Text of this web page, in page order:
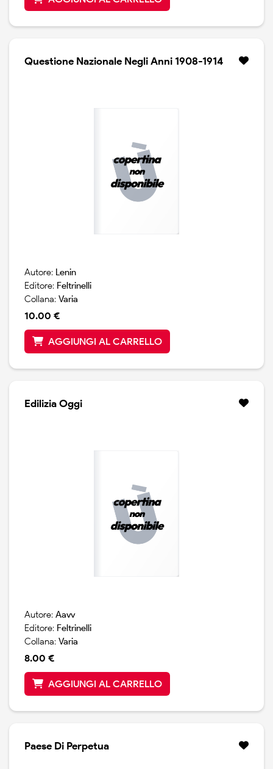
Questione Nazionale Negli Anni 1908-1914
Autore: Lenin
Editore: Feltrinelli
Collana: Varia
10.00 €
AGGIUNGI AL CARRELLO
Edilizia Oggi
Autore: Aavv
Editore: Feltrinelli
Collana: Varia
8.00 €
AGGIUNGI AL CARRELLO
Paese Di Perpetua